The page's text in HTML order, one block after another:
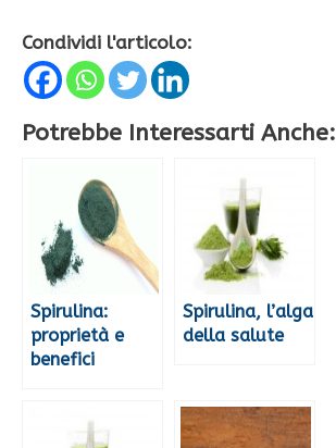
Condividi l'articolo:
Potrebbe Interessarti Anche:
Spirulina:
proprietà e
benefici
Spirulina, l’alga
della salute